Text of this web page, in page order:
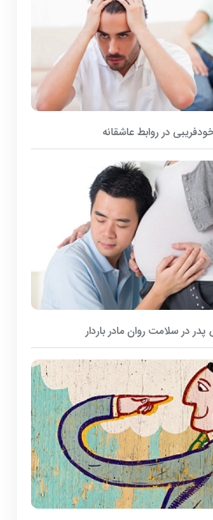
در روابط عاشقانه
در سلامت روان مادر باردار